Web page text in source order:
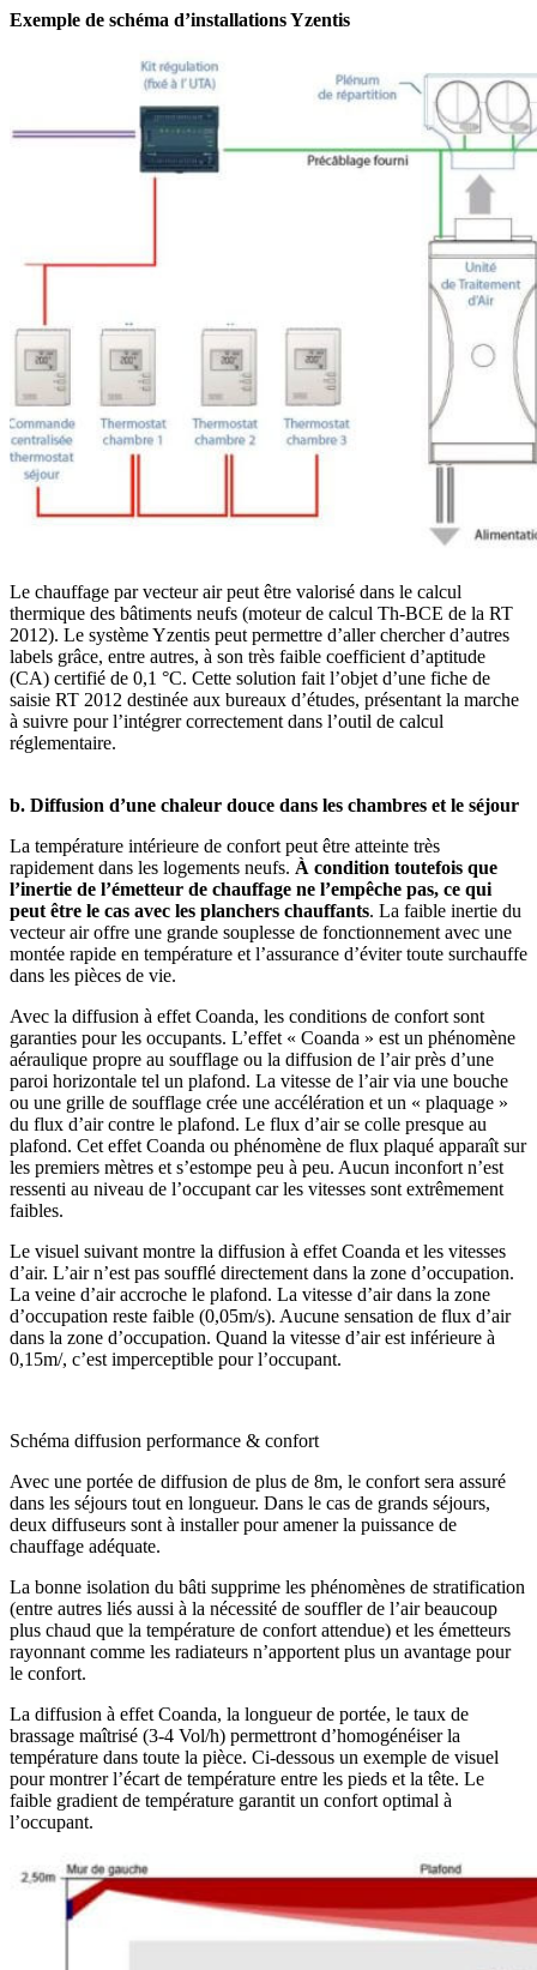
Exemple de schéma d’installations Yzentis
Le chauffage par vecteur air peut être valorisé dans le calcul
thermique des bâtiments neufs (moteur de calcul Th-BCE de la RT
2012). Le système Yzentis peut permettre d’aller chercher d’autres
labels grâce, entre autres, à son très faible coefficient d’aptitude
(CA) certifié de 0,1 °C. Cette solution fait l’objet d’une fiche de
saisie RT 2012 destinée aux bureaux d’études, présentant la marche
à suivre pour l’intégrer correctement dans l’outil de calcul
réglementaire.
b. Diffusion d’une chaleur douce dans les chambres et le séjour
La température intérieure de confort peut être atteinte très
rapidement dans les logements neufs. À condition toutefois que
l’inertie de l’émetteur de chauffage ne l’empêche pas, ce qui
peut être le cas avec les planchers chauffants. La faible inertie du
vecteur air offre une grande souplesse de fonctionnement avec une
montée rapide en température et l’assurance d’éviter toute surchauffe
dans les pièces de vie.
Avec la diffusion à effet Coanda, les conditions de confort sont
garanties pour les occupants. L’effet « Coanda » est un phénomène
aéraulique propre au soufflage ou la diffusion de l’air près d’une
paroi horizontale tel un plafond. La vitesse de l’air via une bouche
ou une grille de soufflage crée une accélération et un « plaquage »
du flux d’air contre le plafond. Le flux d’air se colle presque au
plafond. Cet effet Coanda ou phénomène de flux plaqué apparaît sur
les premiers mètres et s’estompe peu à peu. Aucun inconfort n’est
ressenti au niveau de l’occupant car les vitesses sont extrêmement
faibles.
Le visuel suivant montre la diffusion à effet Coanda et les vitesses
d’air. L’air n’est pas soufflé directement dans la zone d’occupation.
La veine d’air accroche le plafond. La vitesse d’air dans la zone
d’occupation reste faible (0,05m/s). Aucune sensation de flux d’air
dans la zone d’occupation. Quand la vitesse d’air est inférieure à
0,15m/, c’est imperceptible pour l’occupant.
Schéma diffusion performance & confort
Avec une portée de diffusion de plus de 8m, le confort sera assuré
dans les séjours tout en longueur. Dans le cas de grands séjours,
deux diffuseurs sont à installer pour amener la puissance de
chauffage adéquate.
La bonne isolation du bâti supprime les phénomènes de stratification
(entre autres liés aussi à la nécessité de souffler de l’air beaucoup
plus chaud que la température de confort attendue) et les émetteurs
rayonnant comme les radiateurs n’apportent plus un avantage pour
le confort.
La diffusion à effet Coanda, la longueur de portée, le taux de
brassage maîtrisé (3-4 Vol/h) permettront d’homogénéiser la
température dans toute la pièce. Ci-dessous un exemple de visuel
pour montrer l’écart de température entre les pieds et la tête. Le
faible gradient de température garantit un confort optimal à
l’occupant.